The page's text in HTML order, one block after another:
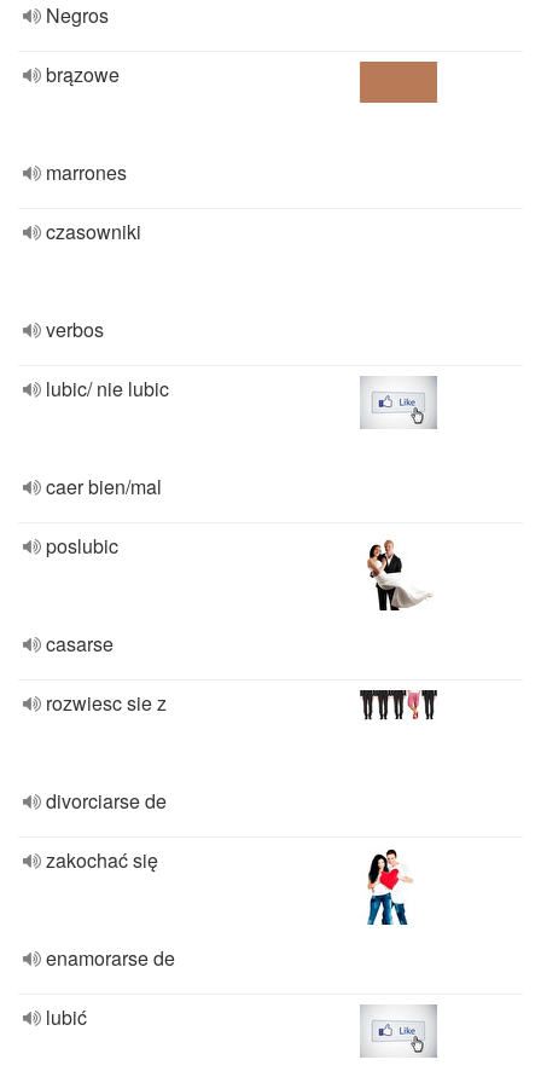
Negros
brązowe
marrones
czasowniki
verbos
lubic/ nie lubic
caer bien/mal
poslubic
casarse
rozwiesc sie z
divorciarse de
zakochać się
enamorarse de
lubić